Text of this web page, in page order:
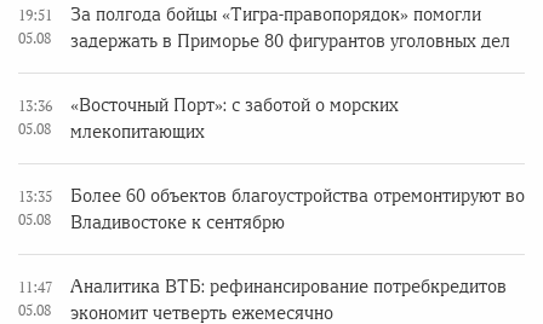
19:51
05.08
За полгода бойцы «Тигра-правопорядок» помогли
задержать в Приморье 80 фигурантов уголовных дел
13:36
05.08
«Восточный Порт»: с заботой о морских
млекопитающих
13:35
05.08
Более 60 объектов благоустройства отремонтируют во
Владивостоке к сентябрю
11:47
05.08
Аналитика ВТБ: рефинансирование потребкредитов
экономит четверть ежемесячно